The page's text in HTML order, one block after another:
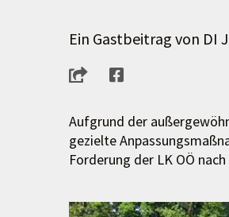
Ein Gastbeitrag von DI
Aufgrund der
gezielte
Forderung der LK OÖ